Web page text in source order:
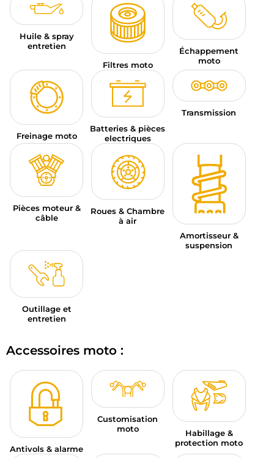
BONS PLANS ET PROMO
CARTES CADEAUX
FR | EUR € — MODIFIER
MARQUES
CONSEILS
NOUS CONTACTER
Huile & spray
entretien
Filtres moto
Échappement
moto
Freinage moto
Batteries & pièces
electriques
Transmission
Pièces moteur &
câble
Roues & Chambre
à air
Amortisseur &
suspension
Outillage et
entretien
Accessoires moto :
Antivols & alarme
Customisation
moto
Habillage &
protection moto